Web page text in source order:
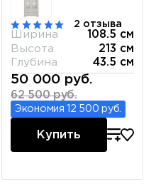
2 отзыва
Ширина
108.5 см
Высота
213 см
Глубина
43.5 см
50 000 руб.
62 500 руб.
Экономия 12 500 руб.
Купить